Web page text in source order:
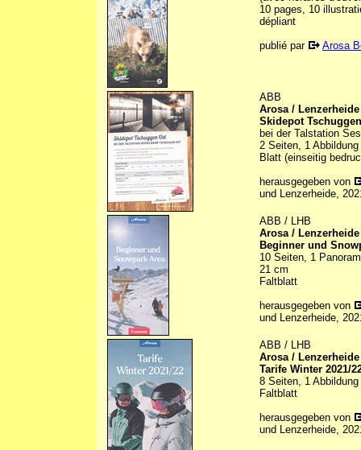
10 pages, 10
dépliant
publié par
Arosa
ABB
Arosa / Lenzerheide
Skidepot
bei der Talstation
2 Seiten, 1
Blatt (einseitig
herausgegeben von
und Lenzerheide,
ABB / LHB
Arosa / Lenzerheide
Beginner und
10 Seiten, 1
21 cm
Faltblatt
herausgegeben von
und Lenzerheide,
ABB / LHB
Arosa / Lenzerheide
Tarife Winter 2021/
8 Seiten, 1
Faltblatt
herausgegeben von
und Lenzerheide,